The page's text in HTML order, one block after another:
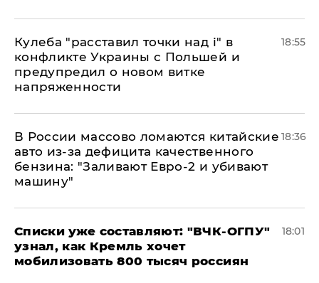
Кулеба "расставил точки над і" в
конфликте Украины с Польшей и
предупредил о новом витке
напряженности
18:55
В России массово ломаются китайские
авто из-за дефицита качественного
бензина: "Заливают Евро-2 и убивают
машину"
18:36
Списки уже составляют: "ВЧК-ОГПУ"
узнал, как Кремль хочет
мобилизовать 800 тысяч россиян
18:01